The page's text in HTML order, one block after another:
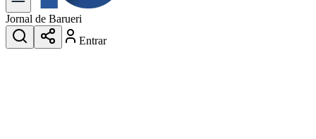
Dia a Dia & Lazer
Transportes
Gastronomia
Jornal de Barueri
Entrar